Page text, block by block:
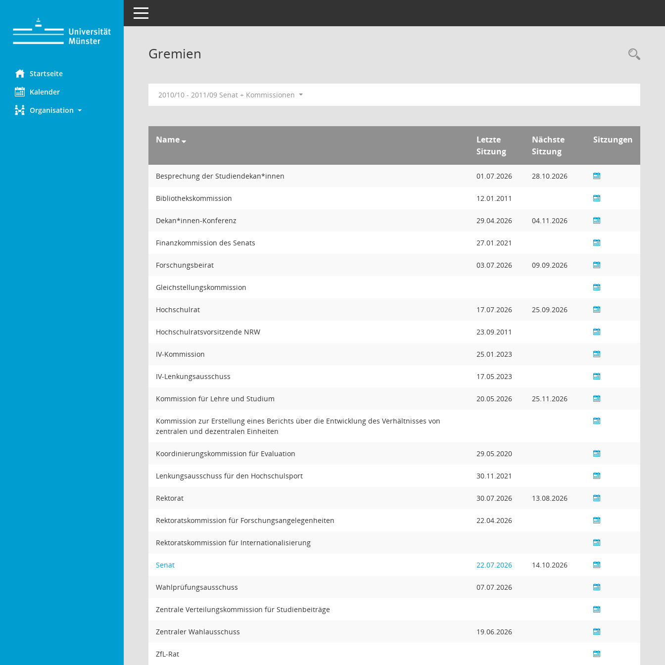
Startseite
Kalender
Organisation
Toggle navigation
Gremien
2010/10 - 2011/09 Senat + Kommissionen
Name
Letzte
Sitzung
Nächste
Sitzung
Sitzungen
Besprechung der Studiendekan*innen 01.07.2026 28.10.2026
Bibliothekskommission 12.01.2011
Dekan*innen-Konferenz 29.04.2026 04.11.2026
Finanzkommission des Senats 27.01.2021
Forschungsbeirat 03.07.2026 09.09.2026
Gleichstellungskommission
Hochschulrat 17.07.2026 25.09.2026
Hochschulratsvorsitzende NRW 23.09.2011
IV-Kommission 25.01.2023
IV-Lenkungsausschuss 17.05.2023
Kommission für Lehre und Studium 20.05.2026 25.11.2026
Kommission zur Erstellung eines Berichts über die Entwicklung des Verhältnisses von
zentralen und dezentralen Einheiten
Koordinierungskommission für Evaluation 29.05.2020
Lenkungsausschuss für den Hochschulsport 30.11.2021
Rektorat 30.07.2026 13.08.2026
Rektoratskommission für Forschungsangelegenheiten 22.04.2026
Rektoratskommission für Internationalisierung
Senat 22.07.2026 14.10.2026
Wahlprüfungsausschuss 07.07.2026
Zentrale Verteilungskommission für Studienbeiträge
Zentraler Wahlausschuss 19.06.2026
ZfL-Rat